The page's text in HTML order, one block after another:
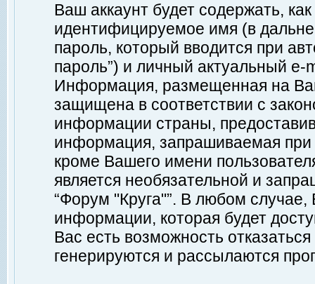
Ваш аккаунт будет содержать,
идентифицируемое имя (в
пароль, который вводится при
пароль”) и личный актуальный
Информация, размещенная на
защищена в соответствии с
информации страны,
информация, запрашиваемая при
кроме Вашего имени
является необязательной и
“Форум "Круга"”. В любом
информации, которая будет
Вас есть возможность
генерируются и рассылаются